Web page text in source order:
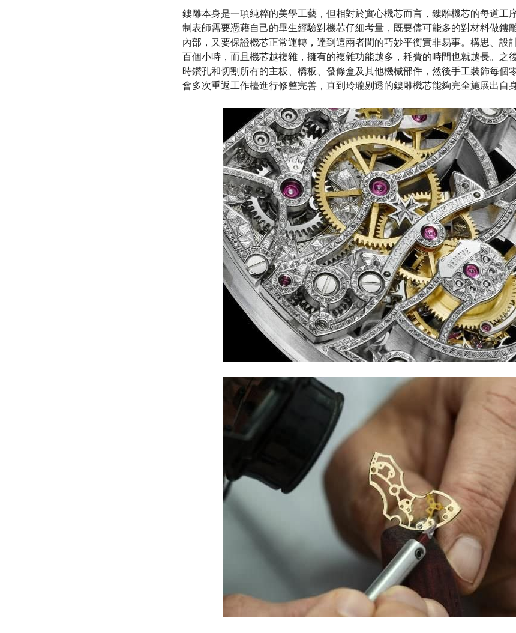
鏤雕本身是一項純粹的美學工藝，但相對於實心機芯而言，鏤雕機芯的每道工
制表師需要憑藉自己的畢生經驗對機芯仔細考量，既要儘可能多的對材料做鏤
內部，又要保證機芯正常運轉，達到這兩者間的巧妙平衡實非易事。構思、設
百個小時，而且機芯越複雜，擁有的複雜功能越多，耗費的時間也就越長。之
時鑽孔和切割所有的主板、橋板、發條盒及其他機械部件，然後手工裝飾每個
會多次重返工作檯進行修整完善，直到玲瓏剔透的鏤雕機芯能夠完全施展出自